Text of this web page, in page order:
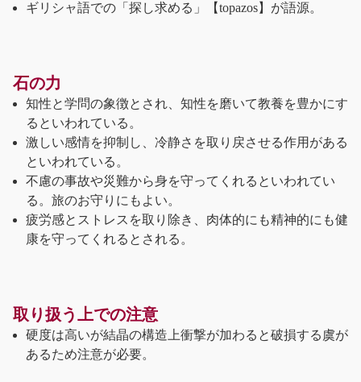
ギリシャ語での「探し求める」【topazos】が語源。
石の力
知性と学問の象徴とされ、知性を磨いて教養を豊かにす
るといわれている。
激しい感情を抑制し、冷静さを取り戻させる作用がある
といわれている。
不慮の事故や災難から身を守ってくれるといわれてい
る。旅のお守りにもよい。
疲労感とストレスを取り除き、肉体的にも精神的にも健
康を守ってくれるとされる。
取り扱う上での注意
硬度は高いが結晶の構造上衝撃が加わると破損する虞が
あるため注意が必要。